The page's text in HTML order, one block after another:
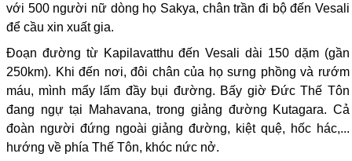
với 500 người nữ dòng họ Sakya, chân trần đi bộ đến Vesali
để cầu xin xuất gia.
Đoạn đường từ Kapilavatthu đến Vesali dài 150 dặm (gần
250km). Khi đến nơi, đôi chân của họ sưng phồng và rướm
máu, mình mẩy lấm đầy bụi đường. Bấy giờ Đức Thế Tôn
đang ngự tại Mahavana, trong giảng đường Kutagara. Cả
đoàn người đứng ngoài giảng đường, kiệt quệ, hốc hác,...
hướng về phía Thế Tôn, khóc nức nở.